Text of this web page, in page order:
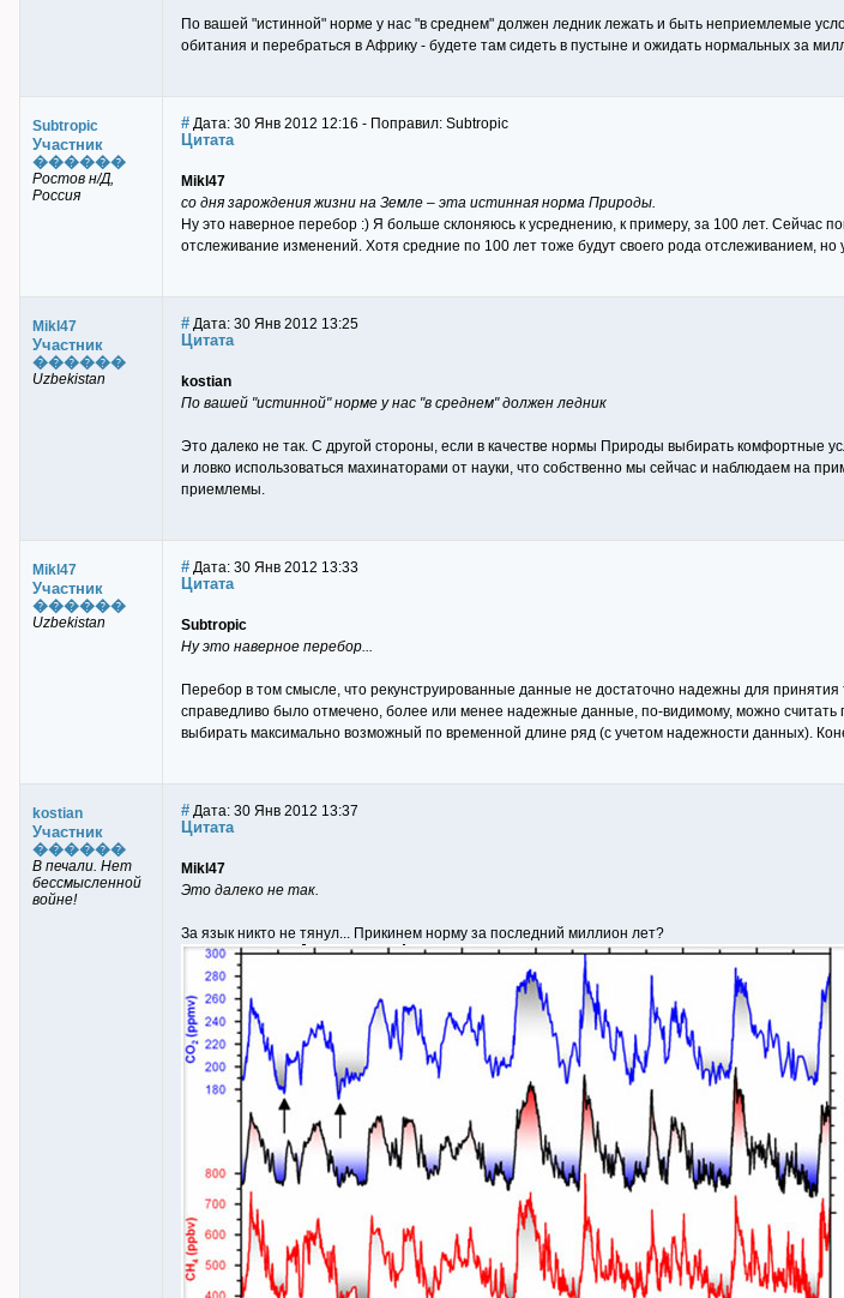
По вашей "истинной" норме у нас "в среднем" должен ледник лежать и быть неприемлемые
обитания и перебраться в Африку - будете там сидеть в пустыне и ожидать нормальных за
Subtropic
Участник
������
Ростов н/Д,
Россия
# Дата: 30 Янв 2012 12:16 - Поправил: Subtropic
Цитата
Mikl47
со дня зарождения жизни на Земле – эта истинная норма Природы.
Ну это наверное перебор :) Я больше склоняюсь к усреднению, к примеру, за 100 лет. Сейчас
отслеживание изменений. Хотя средние по 100 лет тоже будут своего рода отслеживанием,
Mikl47
Участник
������
Uzbekistan
# Дата: 30 Янв 2012 13:25
Цитата
kostian
По вашей "истинной" норме у нас "в среднем" должен ледник
Это далеко не так. С другой стороны, если в качестве нормы Природы выбирать комфортные
и ловко использоваться махинаторами от науки, что собственно мы сейчас и наблюдаем на
приемлемы.
Mikl47
Участник
������
Uzbekistan
# Дата: 30 Янв 2012 13:33
Цитата
Subtropic
Ну это наверное перебор...
Перебор в том смысле, что рекунструированные данные не достаточно надежны для
справедливо было отмечено, более или менее надежные данные, по-видимому, можно
выбирать максимально возможный по временной длине ряд (с учетом надежности данных).
kostian
Участник
������
В печали. Нет
бессмысленной
войне!
# Дата: 30 Янв 2012 13:37
Цитата
Mikl47
Это далеко не так.
За язык никто не тянул... Прикинем норму за последний миллион лет?